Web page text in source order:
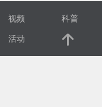
视频 科普
活动